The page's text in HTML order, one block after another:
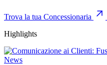
Trova la tua Concessionaria
Highlights
News